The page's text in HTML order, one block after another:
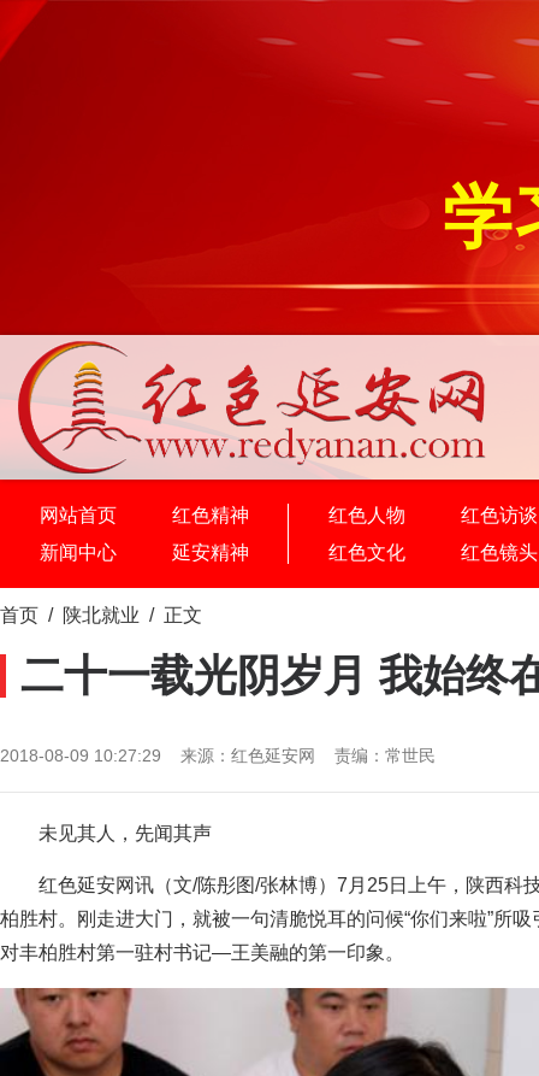
学
网站首页
红色精神
新闻中心
延安精神
红色人物
红色访谈
红色文化
红色镜头
首页 / 陕北就业 / 正文
二十一载光阴岁月 我始终
2018-08-09 10:27:29 来源：红色延安网 责编：常世民
未见其人，先闻其声
红色延安网讯（文/陈彤图/张林博）7月25日上午，陕西科
柏胜村。刚走进大门，就被一句清脆悦耳的问候“你们来啦”所
对丰柏胜村第一驻村书记—王美融的第一印象。